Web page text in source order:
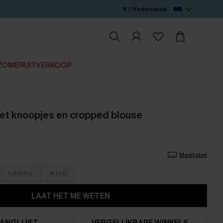
€ / Nederlands
knoopjes en cropped blouse
Maattabel
L(40/42) XL(44)
LAAT HET ME WETEN